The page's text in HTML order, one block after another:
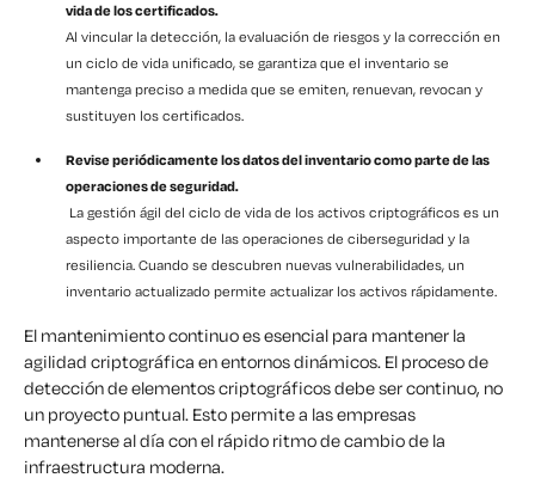
vida de los certificados.
Al vincular la detección, la evaluación de riesgos y la corrección en
un ciclo de vida unificado, se garantiza que el inventario se
mantenga preciso a medida que se emiten, renuevan, revocan y
sustituyen los certificados.
Revise periódicamente los datos del inventario como parte de las
operaciones de seguridad.
La gestión ágil del ciclo de vida de los activos criptográficos es un
aspecto importante de las operaciones de ciberseguridad y la
resiliencia. Cuando se descubren nuevas vulnerabilidades, un
inventario actualizado permite actualizar los activos rápidamente.
El mantenimiento continuo es esencial para mantener la
agilidad criptográfica en entornos dinámicos. El proceso de
detección de elementos criptográficos debe ser continuo, no
un proyecto puntual. Esto permite a las empresas
mantenerse al día con el rápido ritmo de cambio de la
infraestructura moderna.